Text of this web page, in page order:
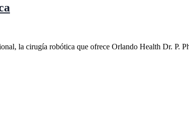
la cirugía robótica que ofrece Orlando Health Dr. P.